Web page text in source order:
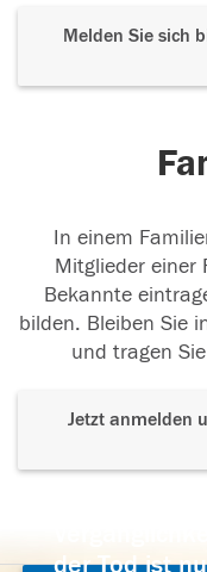
Melden Sie sich
In einem
Mitglieder einer
Bekannte
bilden. Bleiben Sie
und tragen
Jetzt anmelden
der Tod ist